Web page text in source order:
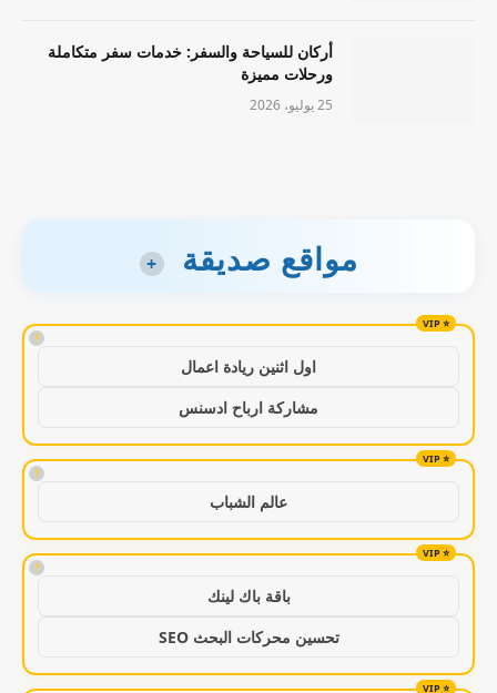
أركان للسياحة والسفر: خدمات سفر متكاملة
ورحلات مميزة
25 يوليو، 2026
مواقع صديقة +
!
اول اثنين ريادة اعمال
مشاركة ارباح ادسنس
!
عالم الشباب
!
باقة باك لينك
تحسين محركات البحث SEO